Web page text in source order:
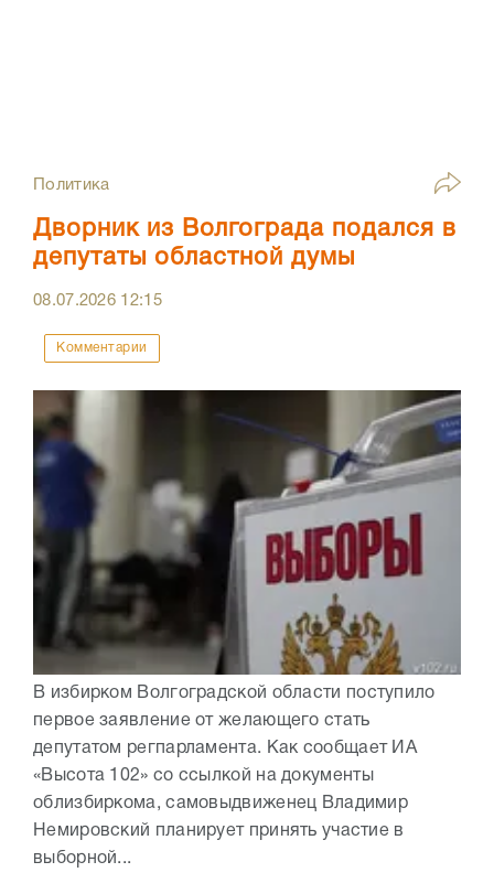
Политика
Дворник из Волгограда подался в
депутаты областной думы
08.07.2026 12:15
Комментарии
В избирком Волгоградской области поступило
первое заявление от желающего стать
депутатом регпарламента. Как сообщает ИА
«Высота 102» со ссылкой на документы
облизбиркома, самовыдвиженец Владимир
Немировский планирует принять участие в
выборной...